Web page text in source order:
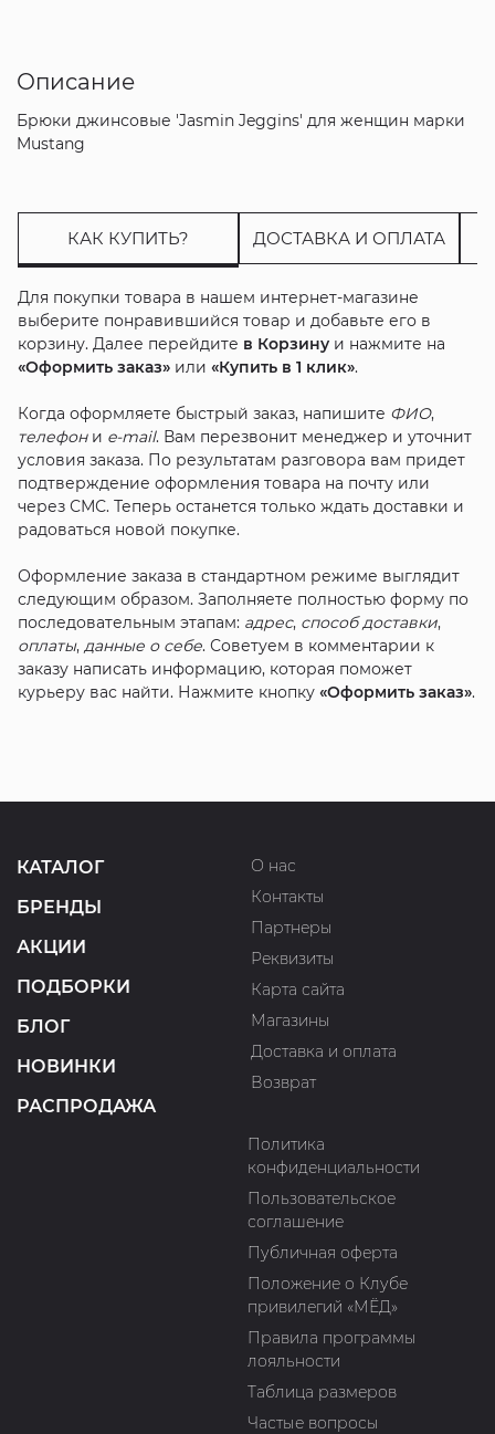
Описание
Брюки джинсовые 'Jasmin Jeggins' для женщин марки
Mustang
КАК КУПИТЬ? ДОСТАВКА И ОПЛАТА
Для покупки товара в нашем интернет-магазине
выберите понравившийся товар и добавьте его в
корзину. Далее перейдите в Корзинуи нажмите на
«Оформить заказ»или «Купить в 1 клик».
Когда оформляете быстрый заказ, напишите ФИО,
телефони e-mail. Вам перезвонит менеджер и уточнит
условия заказа. По результатам разговора вам придет
подтверждение оформления товара на почту или
через СМС. Теперь останется только ждать доставки и
радоваться новой покупке.
Оформление заказа в стандартном режиме выглядит
следующим образом. Заполняете полностью форму по
последовательным этапам: адрес, способ доставки,
оплаты, данные о себе. Советуем в комментарии к
заказу написать информацию, которая поможет
курьеру вас найти. Нажмите кнопку «Оформить заказ».
КАТАЛОГ
БРЕНДЫ
АКЦИИ
ПОДБОРКИ
БЛОГ
НОВИНКИ
РАСПРОДАЖА
О нас
Контакты
Партнеры
Реквизиты
Карта сайта
Магазины
Доставка и оплата
Возврат
Политика
конфиденциальности
Пользовательское
соглашение
Публичная оферта
Положение о Клубе
привилегий «МЁД»
Правила программы
лояльности
Таблица размеров
Частые вопросы